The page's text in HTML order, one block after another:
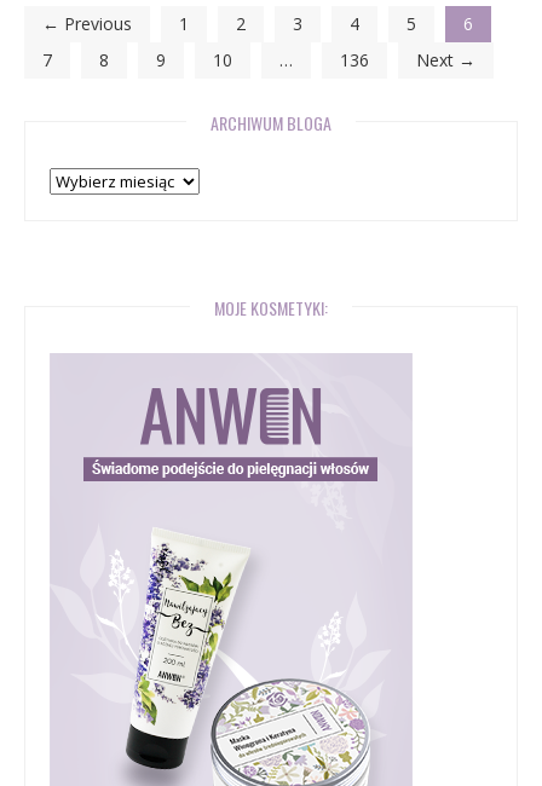
← Previous 1 2 3 4 5
6
7
8 9 10 … 136 Next →
ARCHIWUM BLOGA
Archiwum
MOJE KOSMETYKI: